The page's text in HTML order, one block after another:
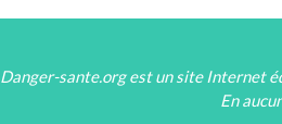
Danger-sante.org est un site Internet
En